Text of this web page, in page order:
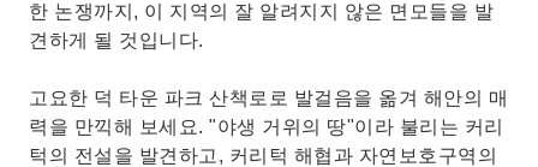
한 논쟁까지, 이 지역의 잘 알려지지 않은 면모들을 발
견하게 될 것입니다.
고요한 덕 타운 파크 산책로로 발걸음을 옮겨 해안의 매
력을 만끽해 보세요. "야생 거위의 땅"이라 불리는 커리
턱의 전설을 발견하고, 커리턱 해협과 자연보호구역의